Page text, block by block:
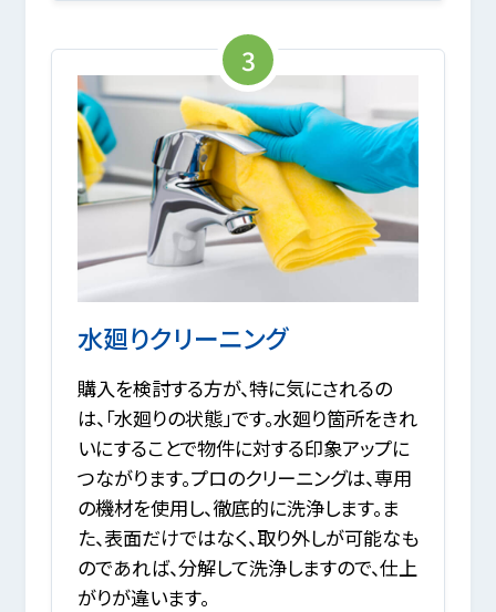
3
水廻りクリーニング
購入を検討する方が、特に気にされるの
は、「水廻りの状態」です。水廻り箇所をきれ
いにすることで物件に対する印象アップに
つながります。プロのクリーニングは、専用
の機材を使用し、徹底的に洗浄します。ま
た、表面だけではなく、取り外しが可能なも
のであれば、分解して洗浄しますので、仕上
がりが違います。